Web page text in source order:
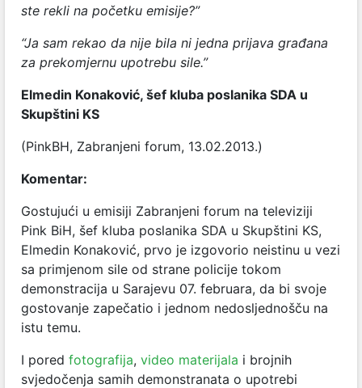
ste rekli na početku emisije?”
“Ja sam rekao da nije bila ni jedna prijava građana
za prekomjernu upotrebu sile.”
Elmedin Konaković, šef kluba poslanika SDA u
Skupštini KS
(PinkBH, Zabranjeni forum, 13.02.2013.)
Komentar:
Gostujući u emisiji Zabranjeni forum na televiziji
Pink BiH, šef kluba poslanika SDA u Skupštini KS,
Elmedin Konaković, prvo je izgovorio neistinu u vezi
sa primjenom sile od strane policije tokom
demonstracija u Sarajevu 07. februara, da bi svoje
gostovanje zapečatio i jednom nedosljednošču na
istu temu.
I pored fotografija, video materijala i brojnih
svjedočenja samih demonstranata o upotrebi